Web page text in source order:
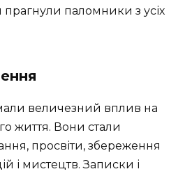
паломники з усіх
величезний вплив на
життя. Вони стали
просвіти, збереження
і мистецтв. Записки і